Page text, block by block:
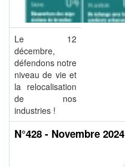
Le 12
décembre,
défendons notre
niveau de vie et
la relocalisation
de nos
industries !
N°428 - Novembre 2024